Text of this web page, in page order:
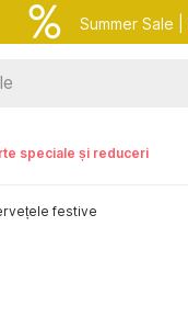
Summer Sale |
speciale și reduceri
festive